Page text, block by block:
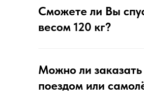
Сможете ли Вы
весом 120 кг?
Можно ли
поездом или